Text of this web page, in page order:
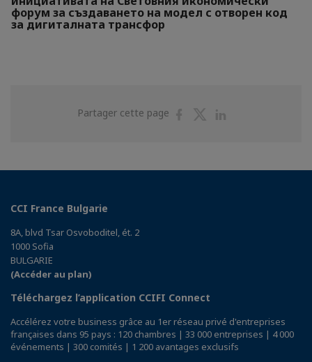
форум за създаването на модел с отворен код
за дигиталната трансфор
Partager cette page
PartagerPartager
CCI France Bulgarie
8A, blvd Tsar Osvoboditel, ét. 2
1000 Sofia
BULGARIE
(Accéder au plan)
Téléchargez l’application CCIFI Connect
Accélérez votre business grâce au 1er réseau privé d'entreprises
françaises dans 95 pays : 120 chambres | 33 000 entreprises | 4 000
événements | 300 comités | 1 200 avantages exclusifs